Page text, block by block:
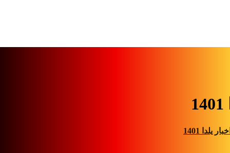
یلدا 1401